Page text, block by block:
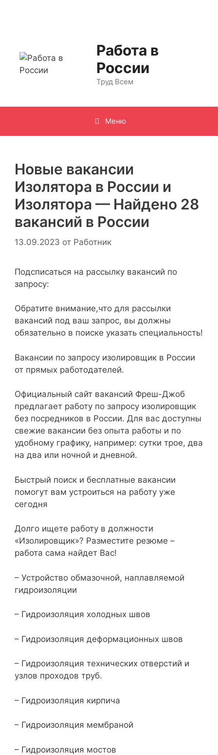
Работа в
России
Труд Всем
Меню
Новые вакансии
Изолятора в России и
Изолятора — Найдено 28
вакансий в России
13.09.2023 от Работник
Подсписаться на рассылку вакансий по
запросу:
Обратите внимание,что для рассылки
вакансий под ваш запрос, вы должны
обязательно в поиске указать специальность!
Вакансии по запросу изолировщик в России
от прямых работодателей.
Официальный сайт вакансий Фреш-Джоб
предлагает работу по запросу изолировщик
без посредников в России. Для вас доступны
свежие вакансии без опыта работы и по
удобному графику, например: сутки трое, два
на два или ночной и дневной.
Быстрый поиск и бесплатные вакансии
помогут вам устроиться на работу уже
сегодня
Долго ищете работу в должности
«Изолировщик»? Разместите резюме –
работа сама найдет Вас!
– Устройство обмазочной, наплавляемой
гидроизоляции
– Гидроизоляция холодных швов
– Гидроизоляция деформационных швов
– Гидроизоляция технических отверстий и
узлов проходов труб.
– Гидроизоляция кирпича
– Гидроизоляция мембраной
– Гидроизоляция мостов